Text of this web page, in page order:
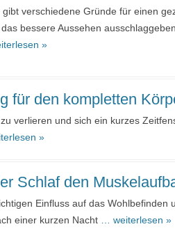
gibt verschiedene Gründe für einen
das bessere Aussehen
»
für den kompletten
verlieren und sich ein kurzes
»
Schlaf den
Einfluss auf das
einer kurzen Nacht
… weiterlesen »